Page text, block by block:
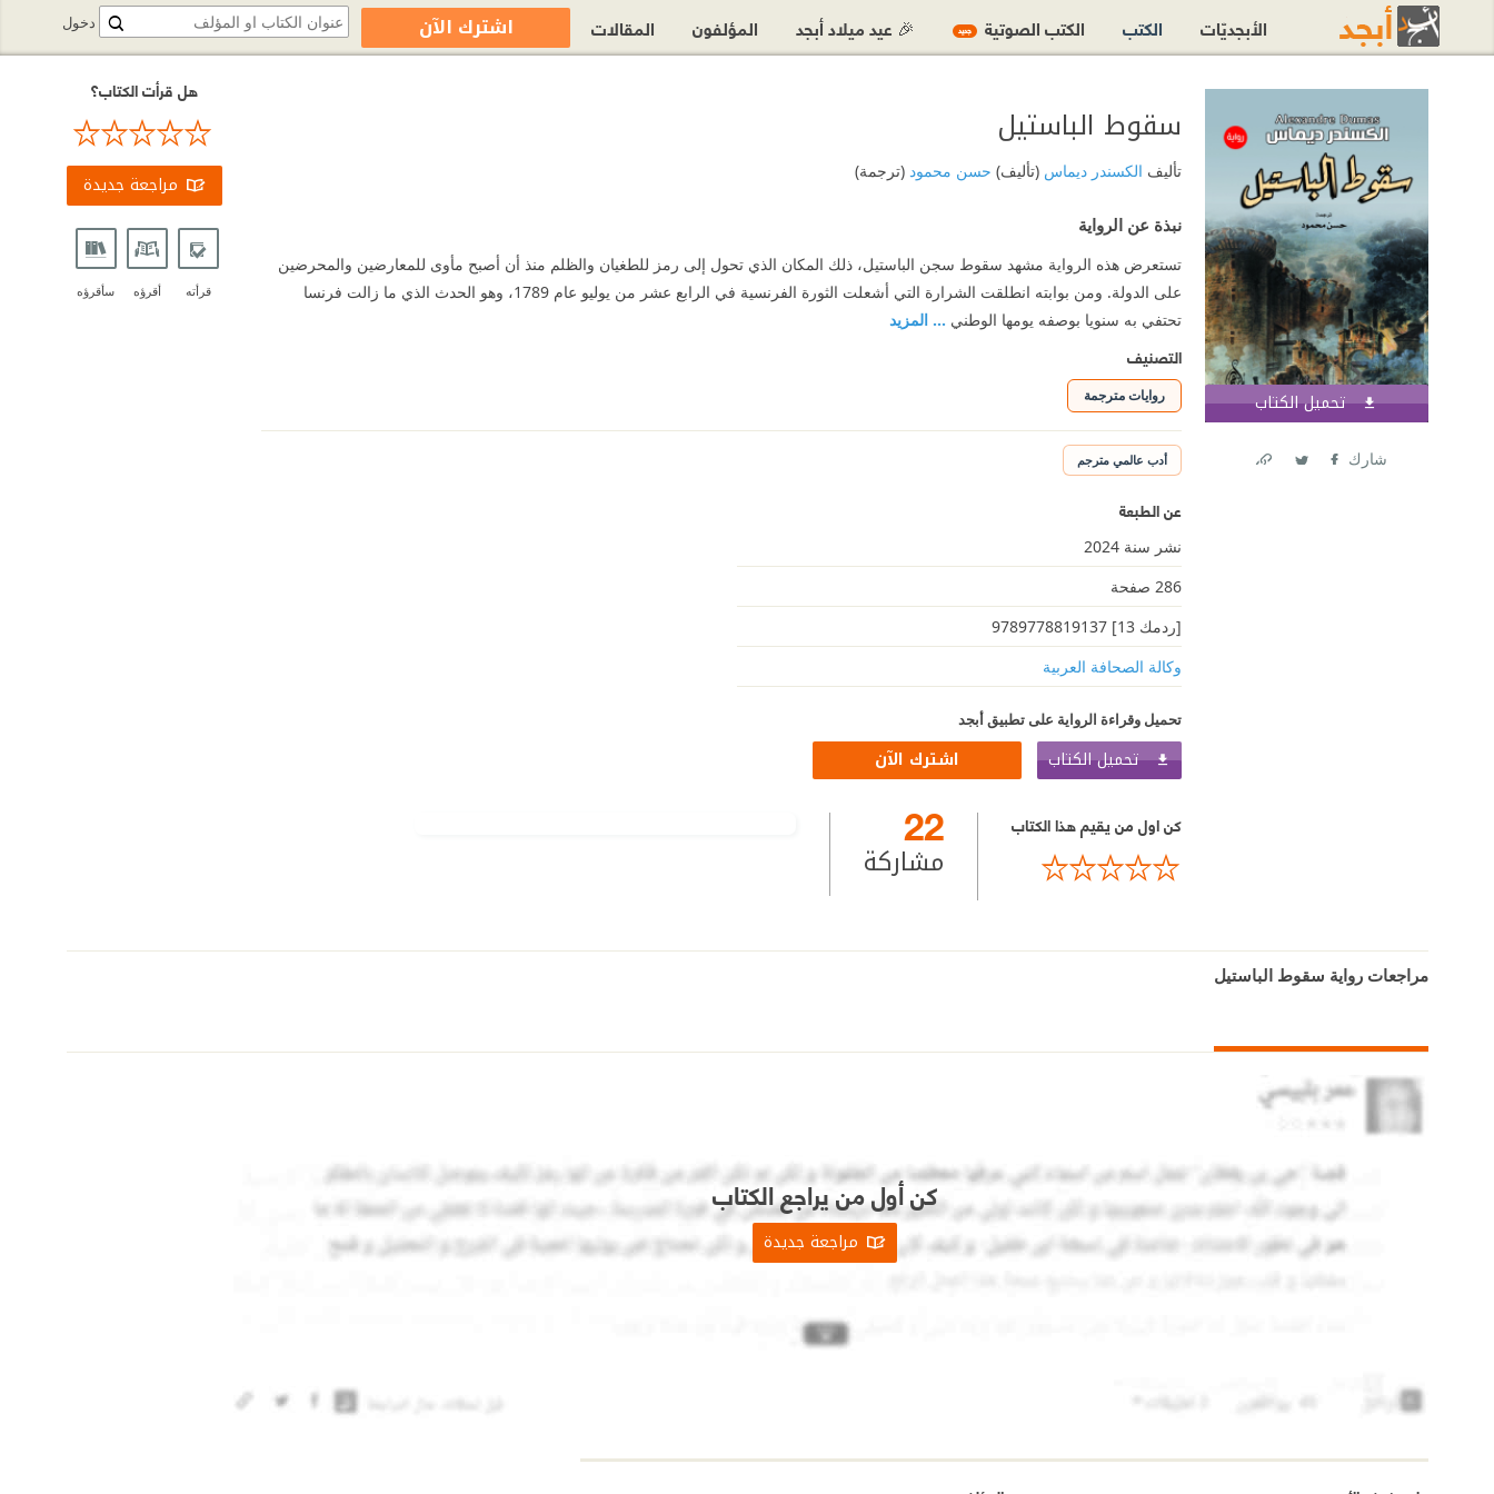
تحميل الكتاب اشترك الآن
شارك
سقوط الباستيل
تأليف الكسندر ديماس(تأليف) حسن محمود(ترجمة)
نبذة عن الرواية
تستعرض هذه الرواية مشهد سقوط سجن الباستيل، ذلك المكان الذي تحول إلى رمز للطغيان والظلم منذ أن أصبح مأوى للمعارضين والمحرضين
على الدولة. ومن بوابته انطلقت الشرارة التي أشعلت الثورة الفرنسية في الرابع عشر من يوليو عام 1789، وهو الحدث الذي ما زالت فرنسا
تحتفي به سنويا بوصفه يومها الوطني ... المزيد
التصنيف
روايات مترجمة
أدب عالمي مترجم
عن الطبعة
نشر سنة 2024
286 صفحة
[ردمك 13] 9789778819137
وكالة الصحافة العربية
تحميل وقراءة الرواية على تطبيق أبجد
تحميل الكتاب اشترك الآن
كن اول من يقيم هذا الكتاب 22
مشاركة
هل قرأت الكتاب؟
مراجعة جديدة
قرأته أقرؤه سأقرؤه
مراجعات رواية سقوط الباستيل
كن أول من يراجع الكتاب
مراجعة جديدة
دخول الأبجديّات الكتب الكتب الصوتية جديد 🎉 عيد ميلاد أبجد المؤلفون المقالات اشترك الآن